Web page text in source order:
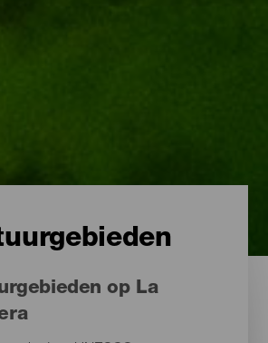
op La